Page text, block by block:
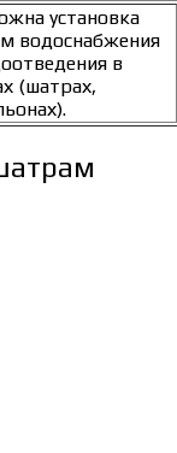
установка
водоснабжения
в
(шатрах,